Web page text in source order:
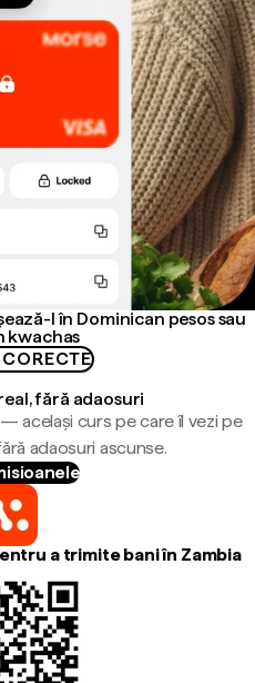
l în Dominican pesos sau
kwachas
fără adaosuri
același curs pe care îl vezi pe
adaosuri ascunse.
a trimite bani în Zambia